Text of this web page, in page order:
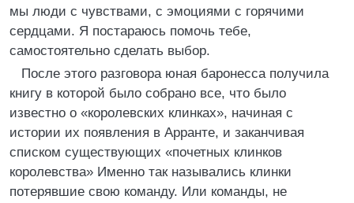
мы люди с чувствами, с эмоциями с горячими
сердцами. Я постараюсь помочь тебе,
самостоятельно сделать выбор.
После этого разговора юная баронесса получила
книгу в которой было собрано все, что было
известно о «королевских клинках», начиная с
истории их появления в Арранте, и заканчивая
списком существующих «почетных клинков
королевства» Именно так назывались клинки
потерявшие свою команду. Или команды, не